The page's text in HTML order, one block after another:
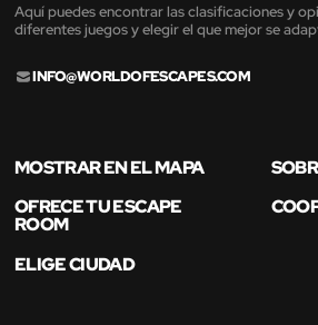
Aquí puedes encontrar las clasificaciones y
diferentes juegos y elegir el que mejor se
INFO@WORLDOFESCAPES.COM
MOSTRAR EN EL MAPA
OFRECE TU ESCAPE
ROOM
ELIGE CIUDAD